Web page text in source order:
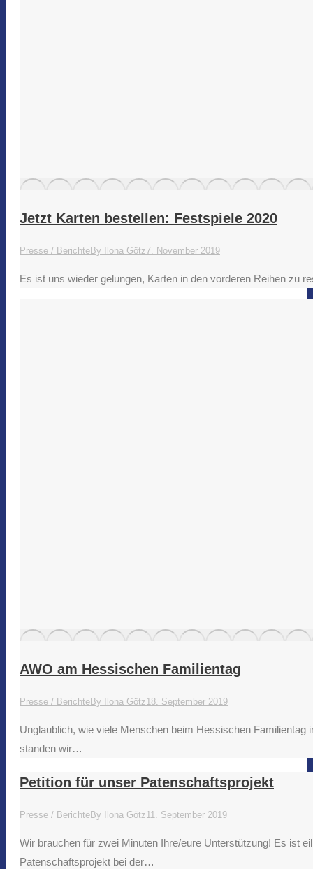
Jetzt Karten bestellen: Festspiele 2020
Presse / BerichteBy Ilona Götz7. November 2019
Es ist uns wieder gelungen, Karten in den vorderen Reihen zu
AWO am Hessischen Familientag
Presse / BerichteBy Ilona Götz18. September 2019
Unglaublich, wie viele Menschen beim Hessischen
standen wir…
Petition für unser Patenschaftsprojekt
Presse / BerichteBy Ilona Götz11. September 2019
Wir brauchen für zwei Minuten Ihre/eure Unterstützung! Es ist
Patenschaftsprojekt bei der…